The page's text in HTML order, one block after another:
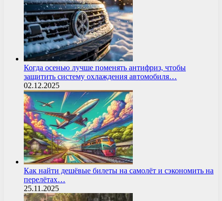
Когда осенью лучше поменять антифриз, чтобы
защитить систему охлаждения автомобиля…
02.12.2025
Как найти дешёвые билеты на самолёт и сэкономить на
перелётах…
25.11.2025